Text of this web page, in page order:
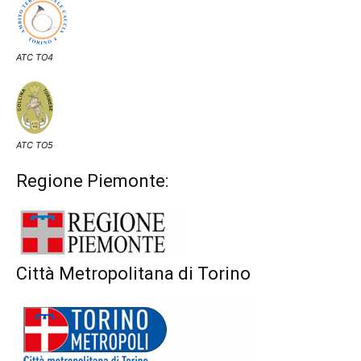
ATC TO4
ATC TO5
Regione Piemonte:
Città Metropolitana di Torino